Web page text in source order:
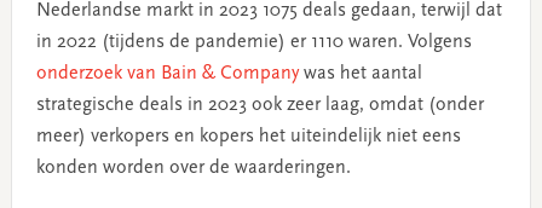
Nederlandse markt in 2023 1075 deals gedaan, terwijl dat
in 2022 (tijdens de pandemie) er 1110 waren. Volgens
onderzoek van Bain & Companywas het aantal
strategische deals in 2023 ook zeer laag, omdat (onder
meer) verkopers en kopers het uiteindelijk niet eens
konden worden over de waarderingen.